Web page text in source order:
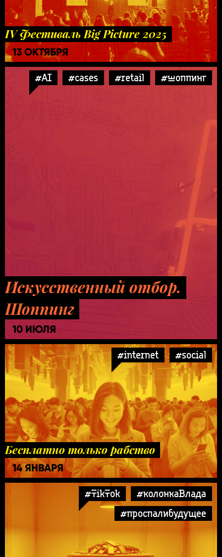
IV Фестиваль Big Picture 2025
13 ОКТЯБРЯ
#AI #cases #retail #шоппинг
Искусственный отбор.
Шоппинг
10 ИЮЛЯ
#internet #social
Бесплатно только рабство
14 ЯНВАРЯ
#TikTok
#колонкаВлада
#проспалибудущее